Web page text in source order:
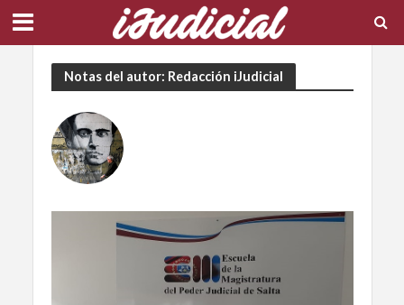
Notas del autor: Redacción iJudicial